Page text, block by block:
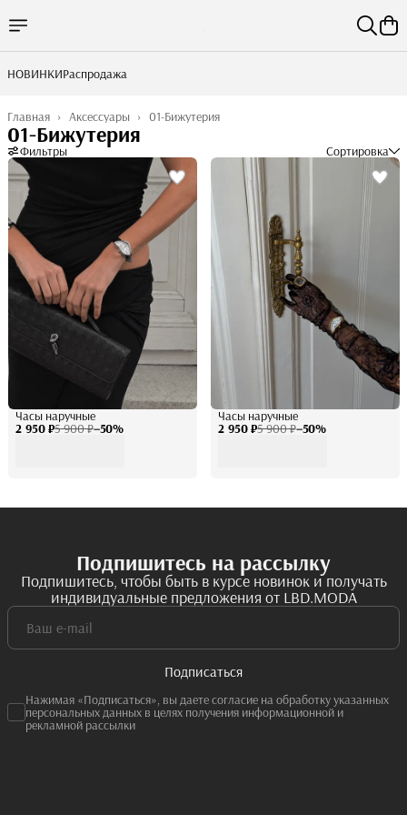
НОВИНКИРаспродажа
01-Бижутерия
Аксессуары ›
Главная ›
01-Бижутерия
Фильтры Сортировка
2 950 ₽5 900 ₽−50%
Часы наручные
2 950 ₽5 900 ₽−50%
Часы наручные
Подпишитесь на рассылку
Подпишитесь, чтобы быть в курсе новинок и получать
индивидуальные предложения от LBD.MODA
Подписаться
Нажимая «Подписаться», вы даете согласие на обработку указанных
персональных данных в целях получения информационной и
рекламной рассылки